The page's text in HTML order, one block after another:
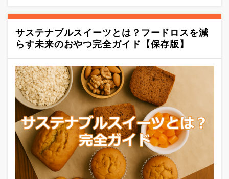
サステナブルスイーツとは？フードロスを減
らす未来のおやつ完全ガイド【保存版】